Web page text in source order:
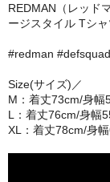
REDMAN（レッド
ージスタイル Tシャ
#redman #defsquad
Size(サイズ)／
M：着丈73cm/身幅
L：着丈76cm/身幅
XL：着丈78cm/身